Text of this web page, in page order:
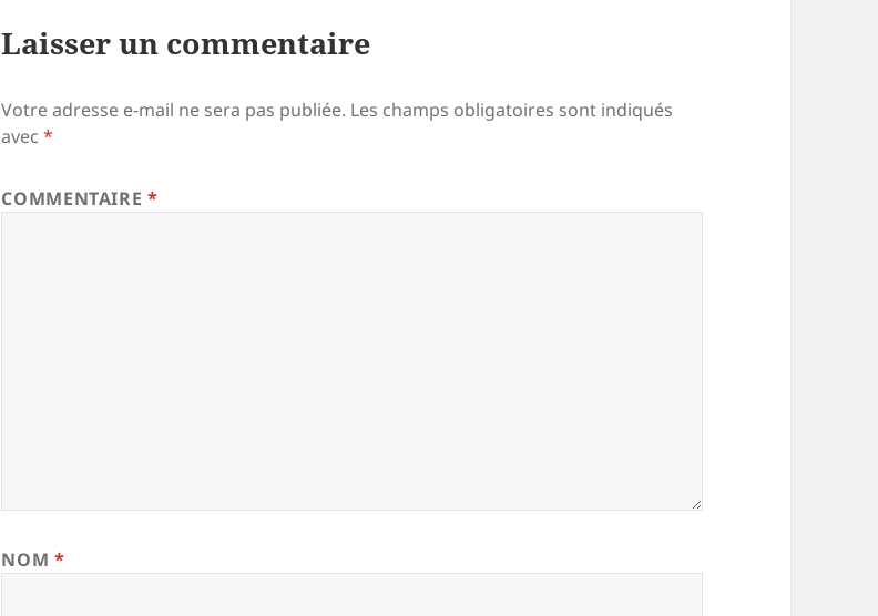
Laisser un commentaire
Votre adresse e-mail ne sera pas publiée. Les champs obligatoires sont indiqués
avec*
COMMENTAIRE*
NOM *